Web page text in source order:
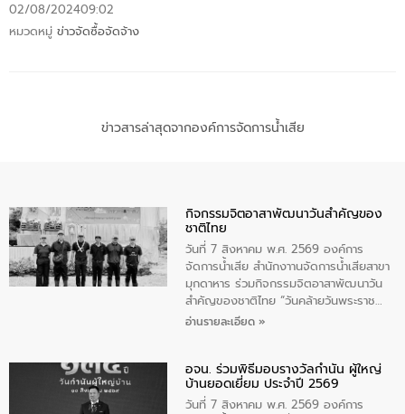
02/08/202409:02
หมวดหมู่ ข่าวจัดซื้อจัดจ้าง
ข่าวสารล่าสุดจากองค์การจัดการน้ำเสีย
กิจกรรมจิตอาสาพัฒนาวันสําคัญของ
ชาติไทย
วันที่ 7 สิงหาคม พ.ศ. 2569 องค์การ
จัดการน้ำเสีย สำนักงาานจัดการน้ำเสียสาขา
มุกดาหาร ร่วมกิจกรรมจิตอาสาพัฒนาวัน
สําคัญของชาติไทย “วันคล้ายวันพระราช
สมภพ สมเด็จพระนางเจ้าสิริกิติ์พระบรม
ทิพย์คำ รองผู้ว่าราชการจังหวัดมุกดาหาร
เป็นประธานในพิธี ณ เรือนจําชั่วคราวนาโสก
ตําบลนาโสก อําเภอเมืองมุกดาหาร จังหวัด
อ่านรายละเอียด »
อจน. ร่วมพิธีมอบรางวัลกำนัน ผู้ใหญ่
บ้านยอดเยี่ยม ประจำปี 2569
วันที่ 7 สิงหาคม พ.ศ. 2569 องค์การ